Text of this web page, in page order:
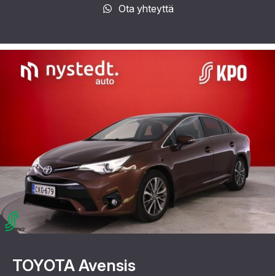
Ota yhteyttä
TOYOTA Avensis